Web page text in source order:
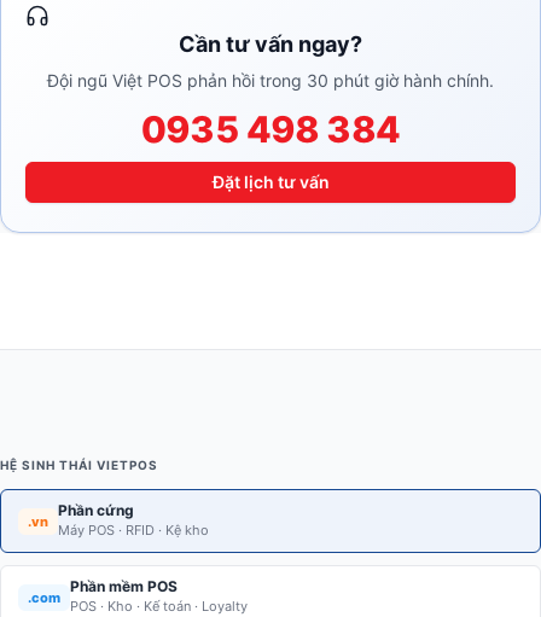
Cần tư vấn ngay?
Đội ngũ Việt POS phản hồi trong 30 phút giờ hành chính.
0935 498 384
Đặt lịch tư vấn
HỆ SINH THÁI VIETPOS
.vn
Phần cứng
Máy POS · RFID · Kệ kho
.com
Phần mềm POS
POS · Kho · Kế toán · Loyalty